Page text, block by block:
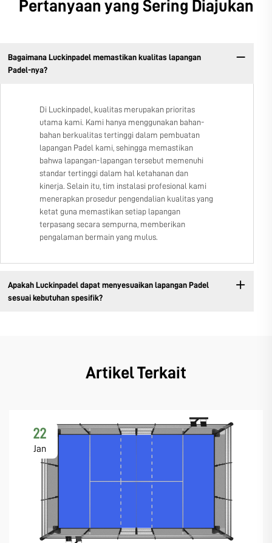
Pertanyaan yang Sering Diajukan
Bagaimana Luckinpadel memastikan kualitas lapangan
Padel-nya?
Di Luckinpadel, kualitas merupakan prioritas
utama kami. Kami hanya menggunakan bahan-
bahan berkualitas tertinggi dalam pembuatan
lapangan Padel kami, sehingga memastikan
bahwa lapangan-lapangan tersebut memenuhi
standar tertinggi dalam hal ketahanan dan
kinerja. Selain itu, tim instalasi profesional kami
menerapkan prosedur pengendalian kualitas yang
ketat guna memastikan setiap lapangan
terpasang secara sempurna, memberikan
pengalaman bermain yang mulus.
Apakah Luckinpadel dapat menyesuaikan lapangan Padel
sesuai kebutuhan spesifik?
Artikel Terkait
22
Jan